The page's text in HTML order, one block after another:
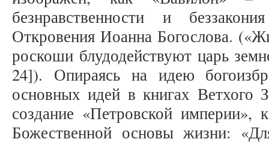
безнравственности и
Откровения Иоанна Богослова.
роскоши блудодействуют царь
24]). Опираясь на идею
основных идей в книгах Ветхого
создание «Петровской империи»,
Божественной основы жизни: